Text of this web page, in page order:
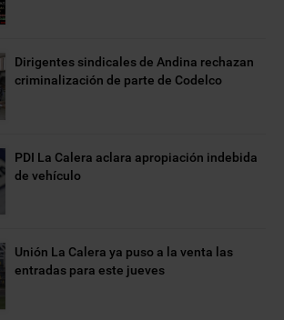
Dirigentes sindicales de Andina rechazan
criminalización de parte de Codelco
PDI La Calera aclara apropiación indebida
de vehículo
Unión La Calera ya puso a la venta las
entradas para este jueves